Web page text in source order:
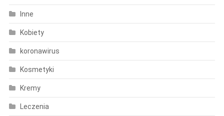
Inne
Kobiety
koronawirus
Kosmetyki
Kremy
Leczenia